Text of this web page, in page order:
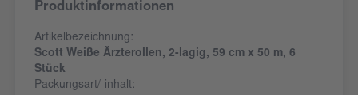
Produktinformationen
Artikelbezeichnung:
Scott Weiße Ärzterollen, 2-lagig, 59 cm x 50 m, 6
Stück
Packungsart/-inhalt: